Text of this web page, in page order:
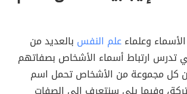
وعلماءعلم النفس بالعديد من
تدرس ارتباط أسماء الأشخاص بصفاتهم
كل مجموعة من الأشخاص تحمل اسم